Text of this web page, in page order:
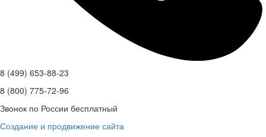
8 (499) 653-88-23
8 (800) 775-72-96
Звонок по России бесплатный
Создание и продвижение сайта